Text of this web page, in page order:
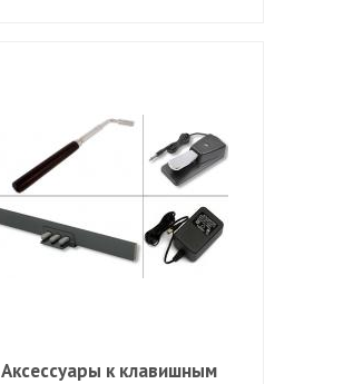
Аксессуары к клавишным